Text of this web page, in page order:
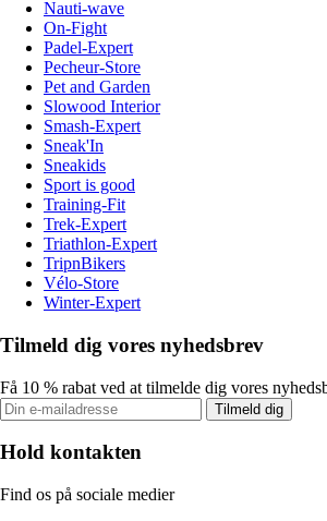
Nauti-wave
On-Fight
Padel-Expert
Pecheur-Store
Pet and Garden
Slowood Interior
Smash-Expert
Sneak'In
Sneakids
Sport is good
Training-Fit
Trek-Expert
Triathlon-Expert
TripnBikers
Vélo-Store
Winter-Expert
Tilmeld dig vores nyhedsbrev
Få 10 % rabat ved at tilmelde dig vores
Tilmeld dig
Hold kontakten
Find os på sociale medier